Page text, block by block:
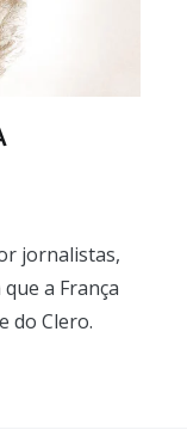
jornalistas,
a França
do Clero.